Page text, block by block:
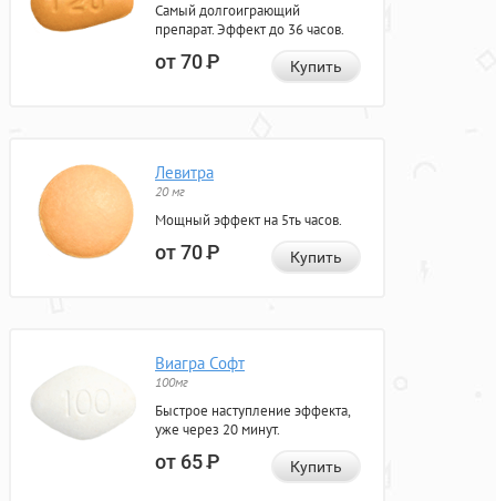
Самый долгоиграющий
препарат. Эффект до 36 часов.
от 70Р Купить
Левитра
20 мг
Мощный эффект на 5ть часов.
от 70Р Купить
Виагра Софт
100мг
Быстрое наступление эффекта,
уже через 20 минут.
от 65Р Купить